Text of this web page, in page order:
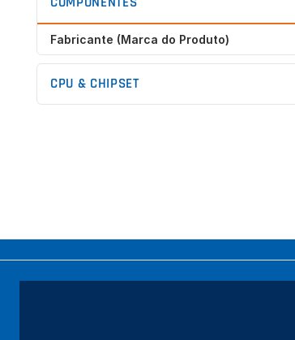
Galeria
imagensFabricante (Marca do Produto)
CPU & CHIPSET